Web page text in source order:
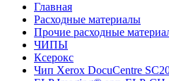
Главная
Расходные материалы
Прочие расходные
ЧИПЫ
Ксерокс
Чип Xerox DocuCentre